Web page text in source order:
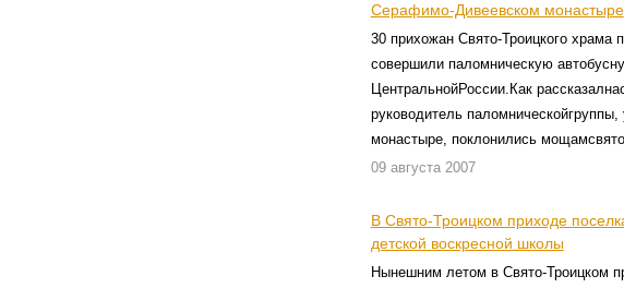
Серафимо-Дивеевском монастыре
30 прихожан Свято-Троицкого храма
совершили паломническую
ЦентральнойРоссии.Как
руководитель
монастыре, поклонились
09 августа 2007
В Свято-Троицком приходе
детской воскресной школы
Нынешним летом в Свято-Троицком